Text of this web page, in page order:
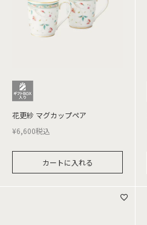
花更紗 マグカップペア
¥6,600税込
カートに入れる